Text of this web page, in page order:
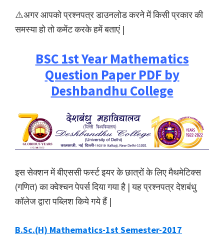
⚠️अगर आपको प्रश्नपत्र डाउनलोड करने में किसी प्रकार की
समस्या हो तो कमेंट करके हमें बताएं |
BSC 1st Year Mathematics
Question Paper PDF by
Deshbandhu College
इस सेक्शन में बीएससी फर्स्ट इयर के छात्रों के लिए मैथमेटिक्स
(गणित) का क्वेश्चन पेपर्स दिया गया है | यह प्रश्नपत्र देशबंधु
कॉलेज द्वारा पब्लिश किये गये हैं |
B.Sc.(H) Mathematics-1st Semester-2017